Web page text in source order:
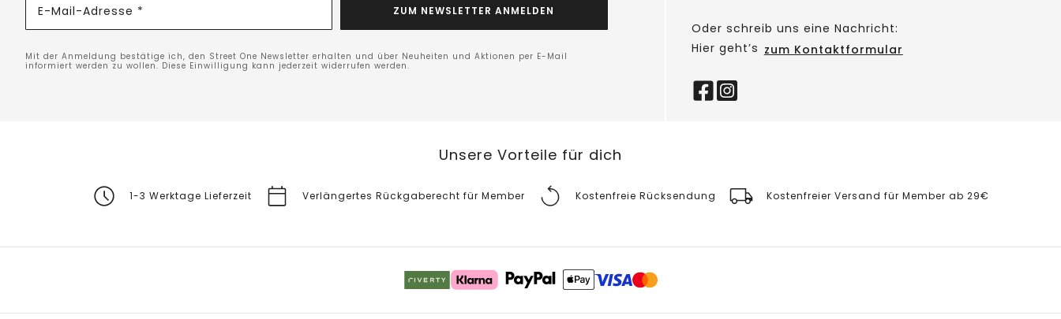
E-Mail-Adresse * ZUM NEWSLETTER ANMELDEN
Mit der Anmeldung bestätige ich, den Street One Newsletter erhalten und über Neuheiten und Aktionen per E-Mail
informiert werden zu wollen. Diese Einwilligung kann jederzeit widerrufen werden.
Oder schreib uns eine Nachricht:
Hier geht’s zum Kontaktformular
Unsere Vorteile für dich
1-3 Werktage Lieferzeit Verlängertes Rückgaberecht für Member Kostenfreie Rücksendung Kostenfreier Versand für Member ab 29€